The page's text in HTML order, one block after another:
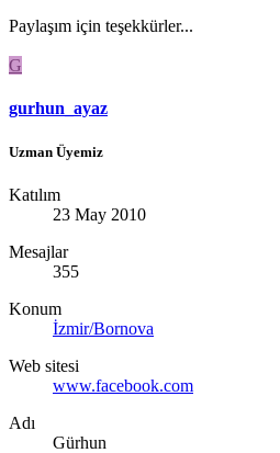
Paylaşım için teşekkürler...
G
gurhun_ayaz
Uzman Üyemiz
Katılım
23 May 2010
Mesajlar
355
Konum
İzmir/Bornova
Web sitesi
www.facebook.com
Adı
Gürhun